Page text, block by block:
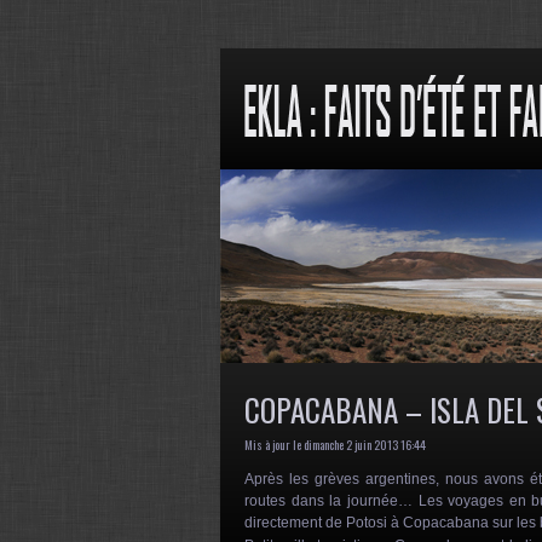
COPACABANA – ISLA DEL
Mis à jour le dimanche 2 juin 2013 16:44
Après les grèves argentines, nous avons
routes dans la journée… Les voyages en
directement de Potosi à Copacabana sur les